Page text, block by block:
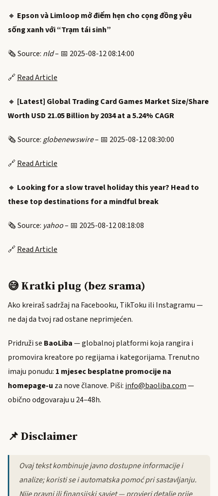
🔸 Epson và Limloop mở điểm hẹn cho cọng đồng yêu
sống xanh với “Trạm tái sinh”
🗞️ Source: nld– 📅 2025-08-12 08:14:00
🔗 Read Article
🔸 [Latest] Global Trading Card Games Market Size/Share
Worth USD 21.05 Billion by 2034 at a 5.24% CAGR
🗞️ Source:globenewswire– 📅 2025-08-12 08:30:00
🔗 Read Article
🔸 Looking for a slow travel holiday this year? Head to
these top destinations for a mindful break
🗞️ Source: yahoo– 📅 2025-08-12 08:18:08
🔗 Read Article
😅 Kratki plug (bez srama)
Ako kreiraš sadržaj na Facebooku, TikToku ili Instagramu —
ne daj da tvoj rad ostane neprimjećen.
Pridruži se BaoLiba— globalnoj platformi koja rangira i
promovira kreatore po regijama i kategorijama. Trenutno
imaju ponudu: 1 mjesec besplatne promocije na
homepage-u za nove članove. Piši: info@baoliba.com—
obično odgovaraju u 24–48h.
📌 Disclaimer
Ovaj tekst kombinuje javno dostupne informacije i
analize; koristi se i automatska pomoć pri sastavljanju.